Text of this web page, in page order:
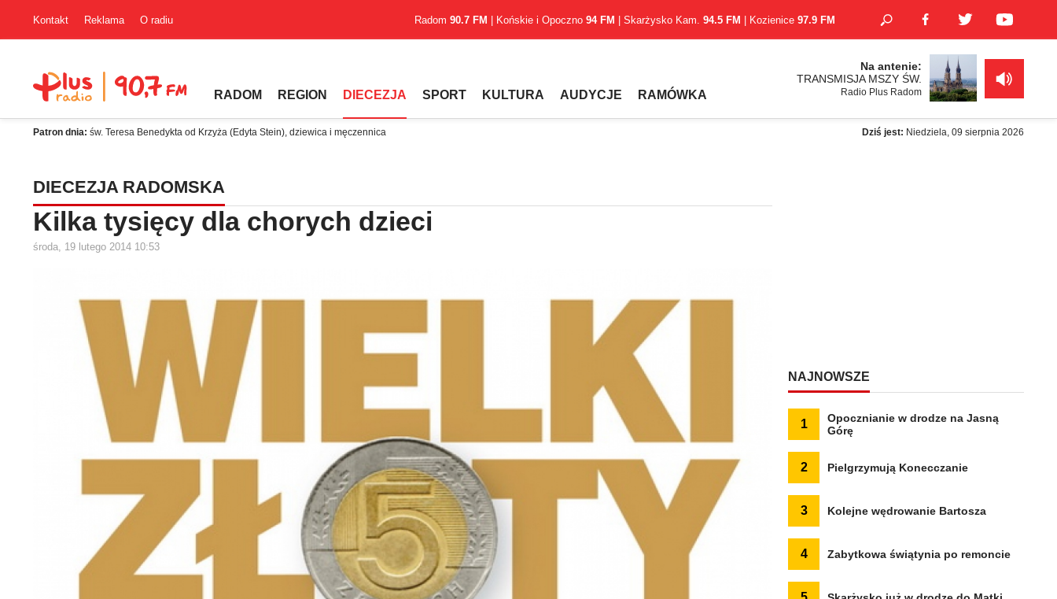
Kontakt Reklama O radiu Radom 90.7 FM | Końskie i Opoczno 94 FM | Skarżysko Kam. 94.5 FM | Kozienice 97.9 FM
RADOM REGION DIECEZJA SPORT KULTURA AUDYCJE RAMÓWKA
Na antenie:
TRANSMISJA MSZY ŚW.
Radio Plus Radom
Patron dnia: św. Teresa Benedykta od Krzyża (Edyta Stein), dziewica i męczennica Dziś jest: Niedziela, 09 sierpnia 2026
DIECEZJA RADOMSKA
Kilka tysięcy dla chorych dzieci
środa, 19 lutego 2014 10:53
NAJNOWSZE
1
Opocznianie w drodze na Jasną
Górę
2 Pielgrzymują Konecczanie
3 Kolejne wędrowanie Bartosza
4 Zabytkowa świątynia po remoncie